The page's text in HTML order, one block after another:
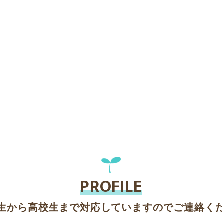
から高校生まで対応していますのでご連絡く
PROFILE